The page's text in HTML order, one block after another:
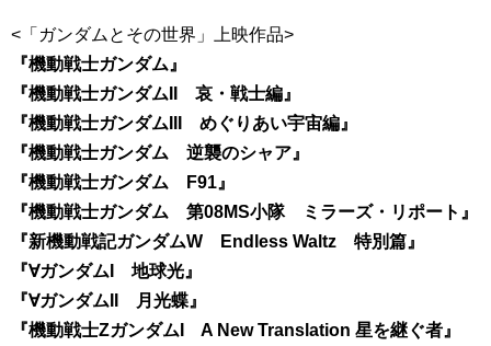
<「ガンダムとその世界」上映作品>
『機動戦士ガンダム』
『機動戦士ガンダムII 哀・戦士編』
『機動戦士ガンダムIII めぐりあい宇宙編』
『機動戦士ガンダム 逆襲のシャア』
『機動戦士ガンダム F91』
『機動戦士ガンダム 第08MS小隊 ミラーズ・リポート』
『新機動戦記ガンダムW Endless Waltz 特別篇』
『∀ガンダムI 地球光』
『∀ガンダムII 月光蝶』
『機動戦士ZガンダムI A New Translation 星を継ぐ者』